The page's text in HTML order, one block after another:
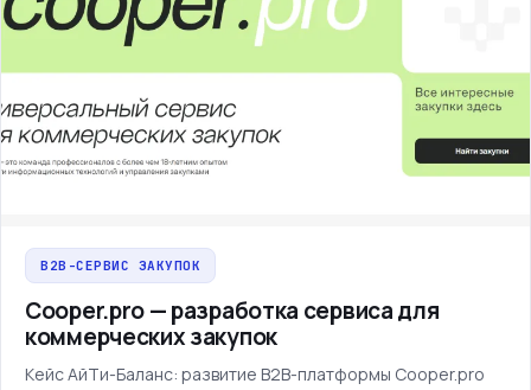
B2B-СЕРВИС ЗАКУПОК
Cooper.pro — разработка сервиса для
коммерческих закупок
Кейс АйТи-Баланс: развитие B2B-платформы Cooper.pro